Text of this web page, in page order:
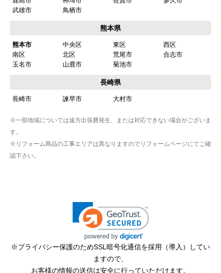
商品価格がお手頃だった
【注文からどのくらいで届きましたか？】
忘れました
【その他感想・コメント】
工事は土曜日に申し込んだが、
たので、仕事を1日休まなければならなかった。
hisahisa229 さん
ショップからの連絡や対応は適切でしたか？
予定の期日までに商品が届きましたか？
はい
商品の梱包は必要十分なものでしたか？
武雄市
鳥栖市
熊本県
熊本市 中央区 東区
西区
南区
北区 荒尾市
合志市
玉名市
山鹿市 菊池市
長崎県
長崎市 諫早市 大村市
※一部地域については遠方出張費発生、または対応できない場合がございま
す。
※リフォーム商品の工事エリアは異なりますのでリフォームページにてご確
認下さい。
※プライバシー保護のためSSL暗号化通信を採用（導入）してい
ますので、
お客様の情報の送信は安全に行っていただけます。